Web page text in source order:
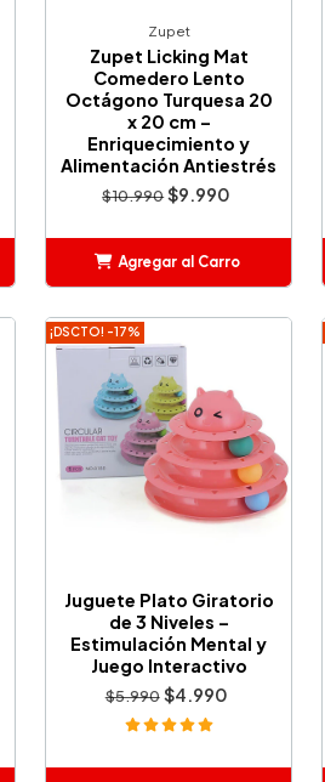
Zupet
Zupet Licking Mat
Comedero Lento
Octágono Turquesa 20
x 20 cm –
Enriquecimiento y
Alimentación Antiestrés
$10.990$9.990
Agregar al Carro
¡DSCTO! -17%
Juguete Plato Giratorio
de 3 Niveles –
Estimulación Mental y
Juego Interactivo
$5.990 $4.990